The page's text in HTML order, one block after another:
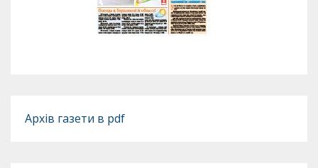
Архів газети в pdf